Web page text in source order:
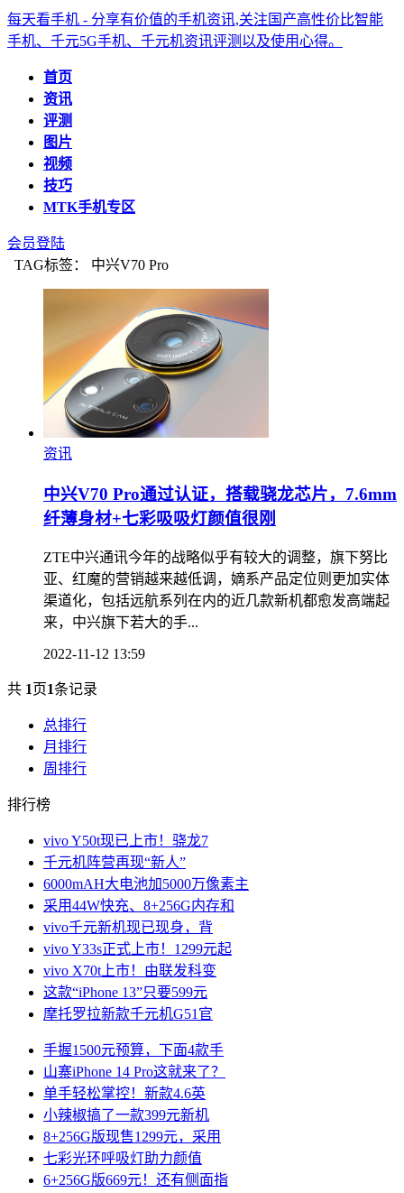
每天看手机 - 分享有价值的手机资讯,关注国产高性价比智能
手机、千元5G手机、千元机资讯评测以及使用心得。
首页
资讯
评测
图片
视频
技巧
MTK手机专区
会员登陆
TAG标签： 中兴V70 Pro
资讯
中兴V70 Pro通过认证，搭载骁龙芯片，7.6mm
纤薄身材+七彩吸吸灯颜值很刚
ZTE中兴通讯今年的战略似乎有较大的调整，旗下努比
亚、红魔的营销越来越低调，嫡系产品定位则更加实体
渠道化，包括远航系列在内的近几款新机都愈发高端起
来，中兴旗下若大的手...
2022-11-12 13:59
共 1页1条记录
总排行
月排行
周排行
排行榜
vivo Y50t现已上市！骁龙7
千元机阵营再现“新人”
6000mAH大电池加5000万像素主
采用44W快充、8+256G内存和
vivo千元新机现已现身，背
vivo Y33s正式上市！1299元起
vivo X70t上市！由联发科变
这款“iPhone 13”只要599元
摩托罗拉新款千元机G51官
手握1500元预算，下面4款手
山寨iPhone 14 Pro这就来了？
单手轻松掌控！新款4.6英
小辣椒搞了一款399元新机
8+256G版现售1299元，采用
七彩光环呼吸灯助力颜值
6+256G版669元！还有侧面指